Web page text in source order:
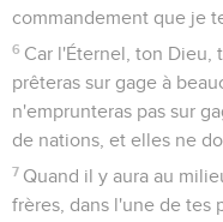
commandement que je
6 Car l'Éternel, ton Dieu,
prêteras sur gage à
n'emprunteras pas sur
de nations, et elles ne
7 Quand il y aura au
frères, dans l'une de tes